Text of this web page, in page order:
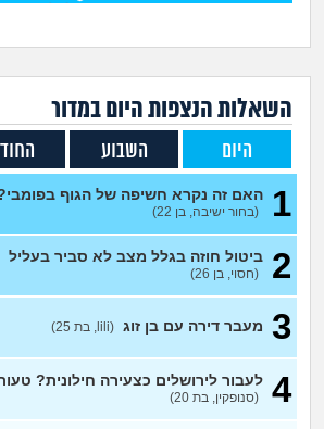
חיפוש
הרשמה השאלות הנצפות היוםבמדור
היום השבוע
1 האם זה נקרא חשיפה של הגוף
(בחור ישיבה, בן 22)
2 ביטול חוזה בגלל מצב לא סביר בעליל
(חסוי, בן 26)
3 מעבר דירה עם בן זוג (lili, בת 25)
4 לעבור לירושלים כצעירה חילונית?
(סנופקין, בת 20)